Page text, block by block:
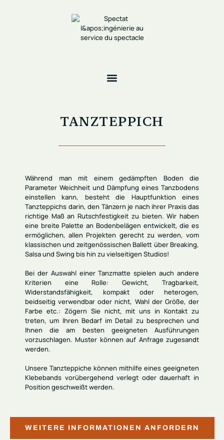
TANZTEPPICH
Während man mit einem gedämpften Boden die
Parameter Weichheit und Dämpfung eines Tanzbodens
einstellen kann, besteht die Hauptfunktion eines
Tanzteppichs darin, den Tänzern je nach ihrer Praxis das
richtige Maß an Rutschfestigkeit zu bieten. Wir haben
eine breite Palette an Bodenbelägen entwickelt, die es
ermöglichen, allen Projekten gerecht zu werden, vom
klassischen und zeitgenössischen Ballett über Breaking,
Salsa und Swing bis hin zu vielseitigen Studios!
Bei der Auswahl einer Tanzmatte spielen auch andere
Kriterien eine Rolle: Gewicht, Tragbarkeit,
Widerstandsfähigkeit, kompakt oder heterogen,
beidseitig verwendbar oder nicht, Wahl der Größe, der
Farbe etc.: Zögern Sie nicht, mit uns in Kontakt zu
treten, um Ihren Bedarf im Detail zu besprechen und
Ihnen die am besten geeigneten Ausführungen
vorzuschlagen. Muster können auf Anfrage zugesandt
werden.
Unsere Tanzteppiche können mithilfe eines geeigneten
Klebebands vorübergehend verlegt oder dauerhaft in
Position geschweißt werden.
WEITERE INFORMATIONEN ANFORDERN